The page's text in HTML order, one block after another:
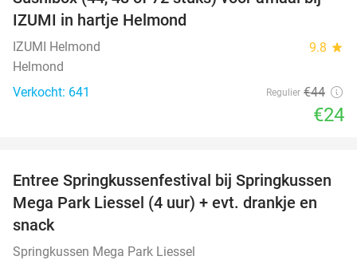
IZUMI in hartje Helmond
IZUMI Helmond 9.8 star
Helmond
Verkocht: 641
Regulier €44
€24
53%
Entree Springkussenfestival bij Springkussen
Mega Park Liessel (4 uur) + evt. drankje en
snack
Springkussen Mega Park Liessel